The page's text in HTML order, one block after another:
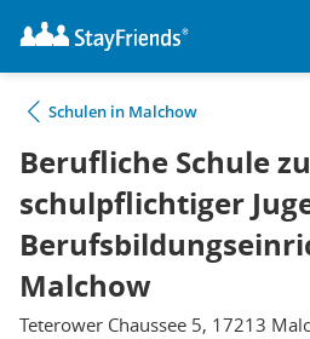
Schulen in Malchow
Berufliche Schule
schulpflichtiger
Malchow
Teterower Chaussee 5, 17213